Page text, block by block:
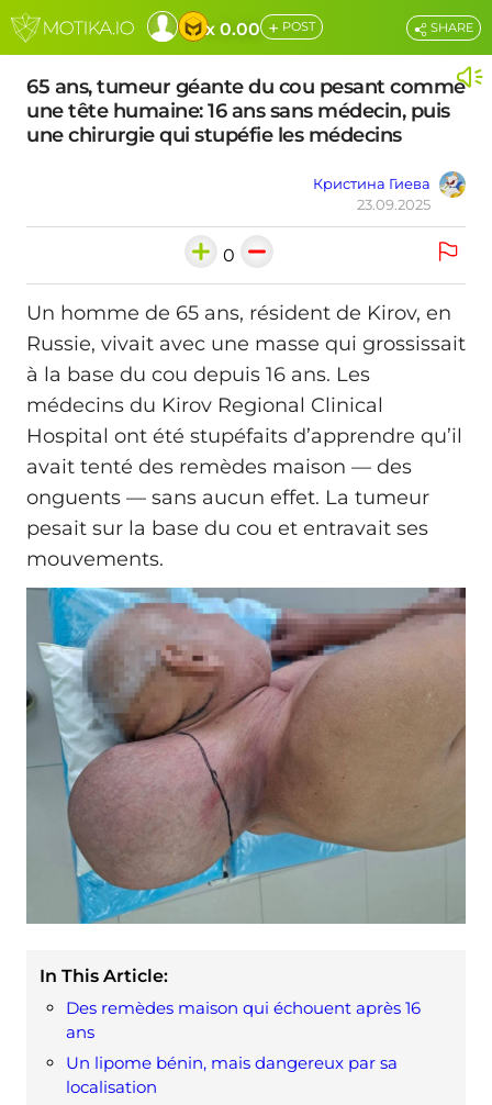
x 0.00 + POST
65 ans, tumeur géante du cou pesant comme
une tête humaine: 16 ans sans médecin, puis
une chirurgie qui stupéfie les médecins
Кристина Гиева
23.09.2025
SHARE
0
Un homme de 65 ans, résident de Kirov, en
Russie, vivait avec une masse qui grossissait
à la base du cou depuis 16 ans. Les
médecins du Kirov Regional Clinical
Hospital ont été stupéfaits d’apprendre qu’il
avait tenté des remèdes maison — des
onguents — sans aucun effet. La tumeur
pesait sur la base du cou et entravait ses
mouvements.
In This Article:
Des remèdes maison qui échouent après 16
ans
Un lipome bénin, mais dangereux par sa
localisation